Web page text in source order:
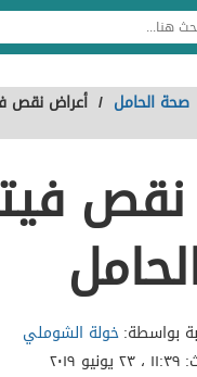
صحة الحامل / أعراض نقص
بواسطة:خولة الشوملي
١١:٣٩ ، ٢٣ يونيو ٢٠١٩